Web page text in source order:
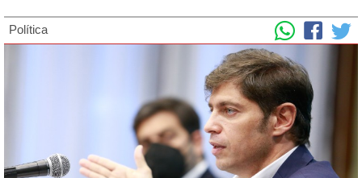
Política